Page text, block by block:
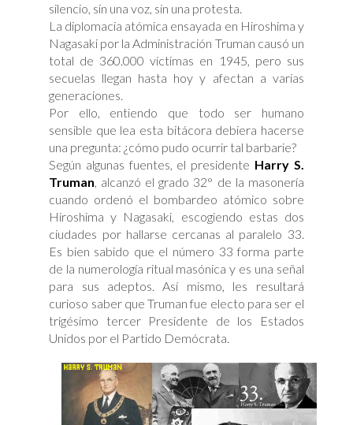
silencio, sin una voz, sin una protesta.
La diplomacia atómica ensayada en Hiroshima y
Nagasaki por la Administración Truman causó un
total de 360.000 víctimas en 1945, pero sus
secuelas llegan hasta hoy y afectan a varias
generaciones.
Por ello, entiendo que todo ser humano
sensible que lea esta bitácora debiera hacerse
una pregunta: ¿cómo pudo ocurrir tal barbarie?
Según algunas fuentes, el presidente Harry S.
Truman, alcanzó el grado 32° de la masonería
cuando ordenó el bombardeo atómico sobre
Hiroshima y Nagasaki, escogiendo estas dos
ciudades por hallarse cercanas al paralelo 33.
Es bien sabido que el número 33 forma parte
de la numerología ritual masónica y es una señal
para sus adeptos. Así mismo, les resultará
curioso saber que Truman fue electo para ser el
trigésimo tercer Presidente de los Estados
Unidos por el Partido Demócrata.